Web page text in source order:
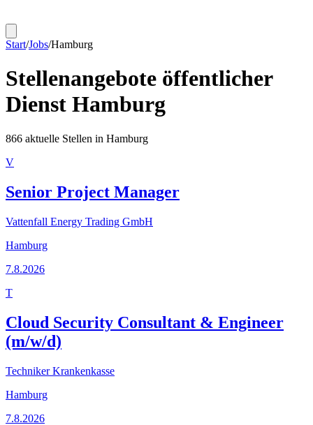
Start/Jobs/Hamburg
Stellenangebote öffentlicher
Dienst Hamburg
866 aktuelle Stellen in Hamburg
V
Senior Project Manager
Vattenfall Energy Trading GmbH
Hamburg
7.8.2026
T
Cloud Security Consultant & Engineer
(m/w/d)
Techniker Krankenkasse
Hamburg
7.8.2026